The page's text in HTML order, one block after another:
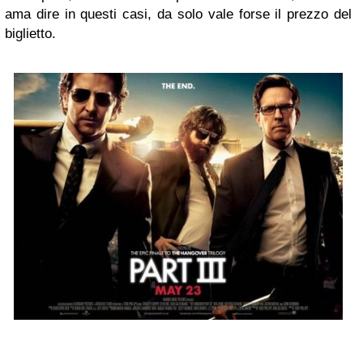
ama dire in questi casi, da solo vale forse il prezzo del
biglietto.